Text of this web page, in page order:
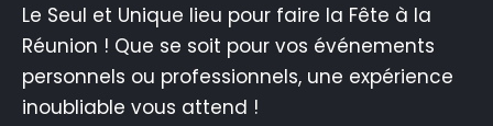
Le Seul et Unique lieu pour faire la Fête à la
Réunion ! Que se soit pour vos événements
personnels ou professionnels, une expérience
inoubliable vous attend !